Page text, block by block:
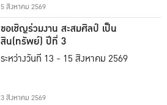
5 สิงหาคม 2569
ขอเชิญร่วมงาน สะสมศิลป์ เป็น
สิน(ทรัพย์) ปีที่ 3
ระหว่างวันที่ 13 - 15 สิงหาคม 2569
3 สิงหาคม 2569